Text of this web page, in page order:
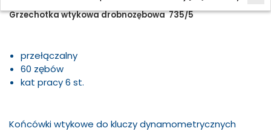
Grzechotka wtykowa drobnozębowa 735/5
przełączalny
60 zębów
kat pracy 6 st.
Końcówki wtykowe do kluczy dynamometrycznych